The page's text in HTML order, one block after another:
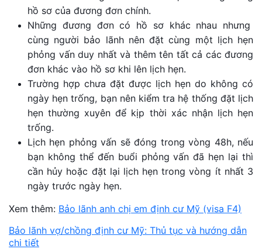
hồ sơ của đương đơn chính.
Những đương đơn có hồ sơ khác nhau nhưng
cùng người bảo lãnh nên đặt cùng một lịch hẹn
phỏng vấn duy nhất và thêm tên tất cả các đương
đơn khác vào hồ sơ khi lên lịch hẹn.
Trường hợp chưa đặt được lịch hẹn do không có
ngày hẹn trống, bạn nên kiểm tra hệ thống đặt lịch
hẹn thường xuyên để kịp thời xác nhận lịch hẹn
trống.
Lịch hẹn phỏng vấn sẽ đóng trong vòng 48h, nếu
bạn không thể đến buổi phỏng vấn đã hẹn lại thì
cần hủy hoặc đặt lại lịch hẹn trong vòng ít nhất 3
ngày trước ngày hẹn.
Xem thêm: Bảo lãnh anh chị em định cư Mỹ (visa F4)
Bảo lãnh vợ/chồng định cư Mỹ: Thủ tục và hướng dẫn
chi tiết